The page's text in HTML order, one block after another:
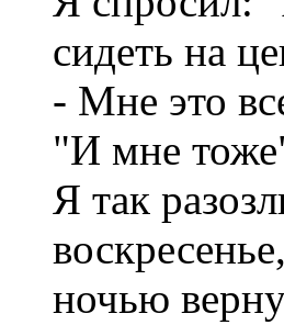
сидеть на
- Мне это
"И мне
Я так
ночью